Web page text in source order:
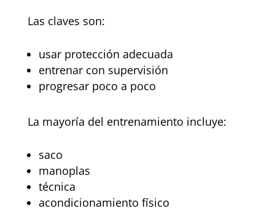
Las claves son:
usar protección adecuada
entrenar con supervisión
progresar poco a poco
La mayoría del entrenamiento incluye:
saco
manoplas
técnica
acondicionamiento físico